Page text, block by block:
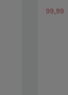
99,99